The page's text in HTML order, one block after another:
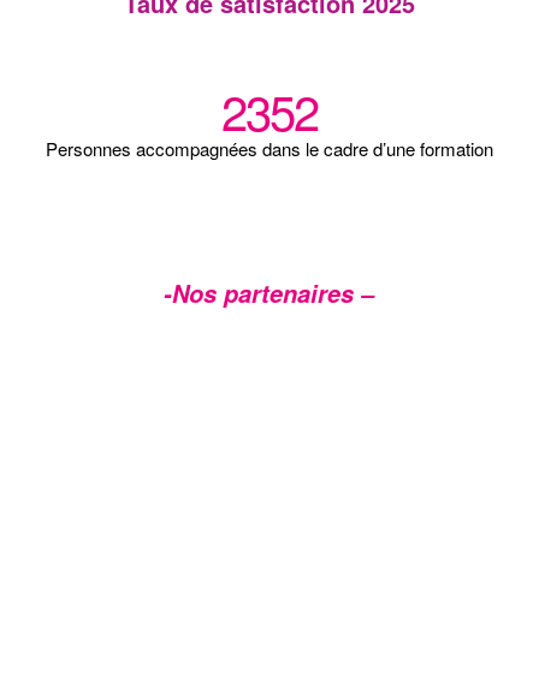
2352
Personnes accompagnées dans le cadre d’une formation
-Nos partenaires –